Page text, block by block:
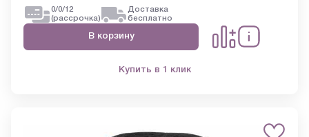
0/0/12
(рассрочка)
Доставка
бесплатно
В корзину
Купить в 1 клик